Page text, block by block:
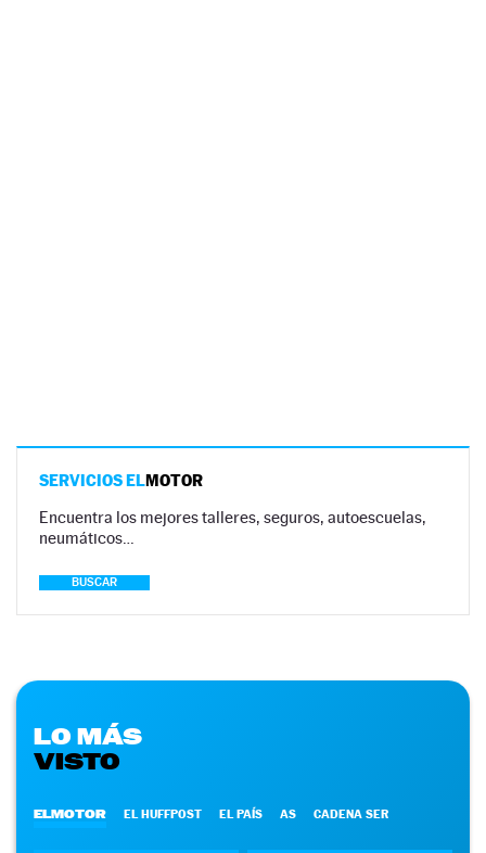
SERVICIOS ELMOTOR
Encuentra los mejores talleres, seguros, autoescuelas,
neumáticos…
BUSCAR
LO MÁS
VISTO
ELMOTOR EL HUFFPOST EL PAÍS AS CADENA SER